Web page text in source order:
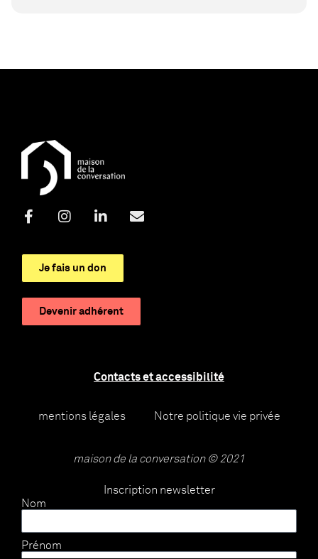
Je fais un don
Devenir adhérent
Contacts et accessibilité
mentions légales Notre politique vie privée
maison de la conversation © 2021
Inscription newsletter
Nom
Prénom